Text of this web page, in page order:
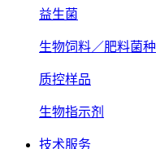
益生菌
生物饲料／肥料菌种
质控样品
生物指示剂
技术服务